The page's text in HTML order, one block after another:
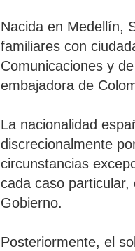
Nacida en Medellín,
familiares con
Comunicaciones y
embajadora de
La nacionalidad
discrecionalmente
circunstancias
cada caso
Gobierno.
Posteriormente, el